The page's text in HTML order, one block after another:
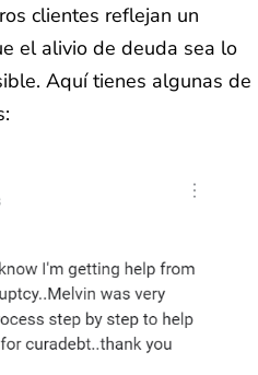
clientes reflejan un
el alivio de deuda sea lo
Aquí tienes algunas de